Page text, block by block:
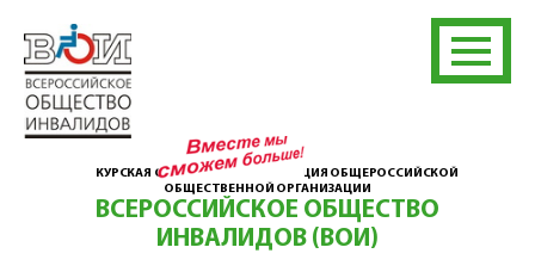
КУРСКАЯ ОБЛАСТНАЯ ОРГАНИЗАЦИЯ ОБЩЕРОССИЙСКОЙ
ОБЩЕСТВЕННОЙ ОРГАНИЗАЦИИ
ВСЕРОССИЙСКОЕ ОБЩЕСТВО
ИНВАЛИДОВ (ВОИ)